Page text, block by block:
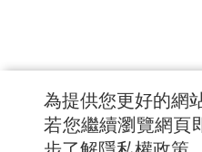
為提供您更好的網
若您繼續瀏覽網頁